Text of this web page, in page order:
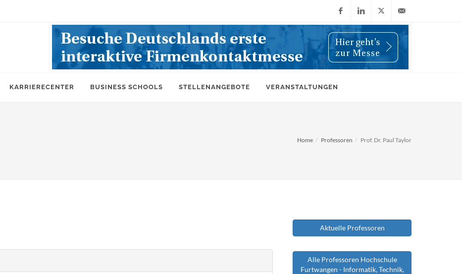
FacebookLinkedIn
X
(Twitter)
info@wiwi-
KARRIERECENTER BUSINESS SCHOOLS STELLENANGEBOTE VERANSTALTUNGEN
Home Professoren Prof. Dr. Paul Taylor
Aktuelle Professoren
Alle Professoren Hochschule
Furtwangen - Informatik, Technik,